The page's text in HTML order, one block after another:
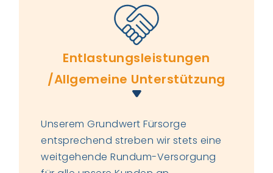
Entlastungsleistungen
/Allgemeine Unterstützung
Unserem Grundwert Fürsorge
entsprechend streben wir stets eine
weitgehende Rundum-Versorgung